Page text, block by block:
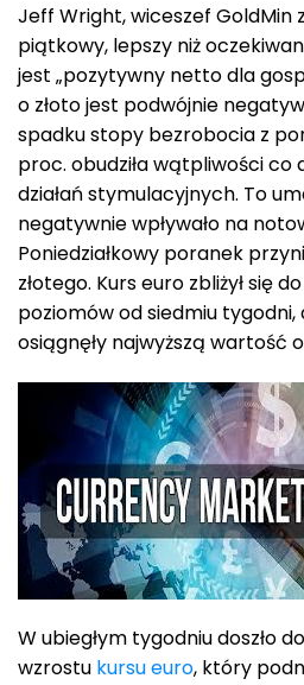
Jeff Wright, wiceszef GoldMin
piątkowy, lepszy niż
jest „pozytywny netto dla
o złoto jest podwójnie
spadku stopy bezrobocia z
proc. obudziła wątpliwości co
działań stymulacyjnych. To
negatywnie wpływało na
Poniedziałkowy poranek
złotego. Kurs euro zbliżył się
poziomów od siedmiu
osiągnęły najwyższą wartość
W ubiegłym tygodniu doszło
wzrostu kursu euro, który